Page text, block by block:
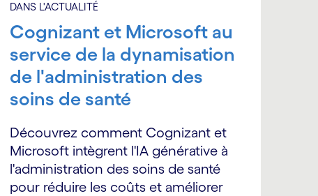
DANS L'ACTUALITÉ
Cognizant et Microsoft au
service de la dynamisation
de l'administration des
soins de santé
Découvrez comment Cognizant et
Microsoft intègrent l'IA générative à
l'administration des soins de santé
pour réduire les coûts et améliorer